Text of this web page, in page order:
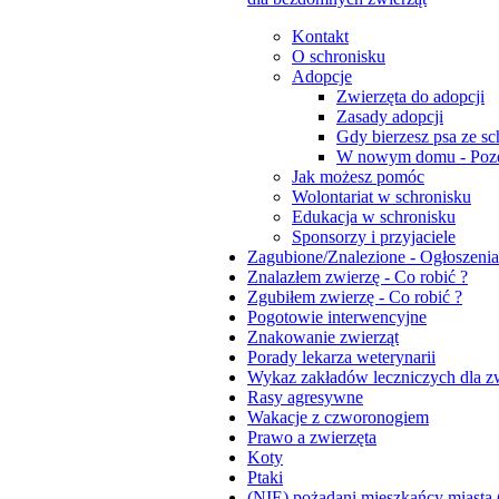
Kontakt
O schronisku
Adopcje
Zwierzęta do adopcji
Zasady adopcji
Gdy bierzesz psa ze
W nowym domu -
Jak możesz pomóc
Wolontariat w schronisku
Edukacja w schronisku
Sponsorzy i przyjaciele
Zagubione/Znalezione - Ogłoszenia
Znalazłem zwierzę - Co robić ?
Zgubiłem zwierzę - Co robić ?
Pogotowie interwencyjne
Znakowanie zwierząt
Porady lekarza weterynarii
Wykaz zakładów leczniczych dla
Rasy agresywne
Wakacje z czworonogiem
Prawo a zwierzęta
Koty
Ptaki